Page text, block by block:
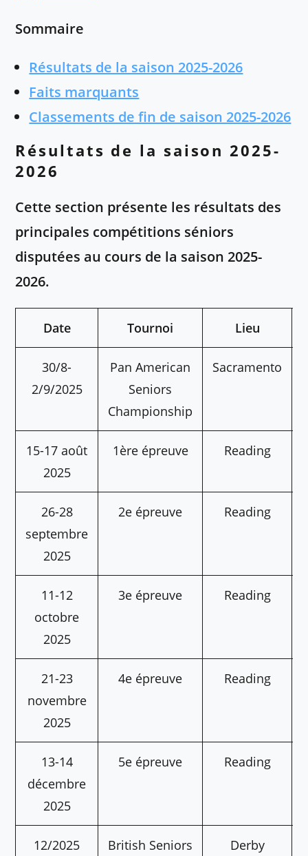
Sommaire
Résultats de la saison 2025-2026
Faits marquants
Classements de fin de saison 2025-2026
Résultats de la saison 2025-
2026
Cette section présente les résultats des
principales compétitions séniors
disputées au cours de la saison 2025-
2026.
Date Tournoi Lieu
30/8-
2/9/2025
Pan American
Seniors
Championship
Sacramento
15-17 août
2025
1ère épreuve Reading
26-28
septembre
2025
2e épreuve Reading
11-12
octobre
2025
3e épreuve Reading
21-23
novembre
2025
4e épreuve Reading
13-14
décembre
2025
5e épreuve Reading
12/2025 British Seniors Derby